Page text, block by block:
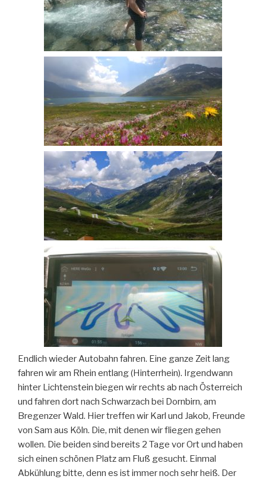
Endlich wieder Autobahn fahren. Eine ganze Zeit lang
fahren wir am Rhein entlang (Hinterrhein). Irgendwann
hinter Lichtenstein biegen wir rechts ab nach Österreich
und fahren dort nach Schwarzach bei Dornbirn, am
Bregenzer Wald. Hier treffen wir Karl und Jakob, Freunde
von Sam aus Köln. Die, mit denen wir fliegen gehen
wollen. Die beiden sind bereits 2 Tage vor Ort und haben
sich einen schönen Platz am Fluß gesucht. Einmal
Abkühlung bitte, denn es ist immer noch sehr heiß. Der